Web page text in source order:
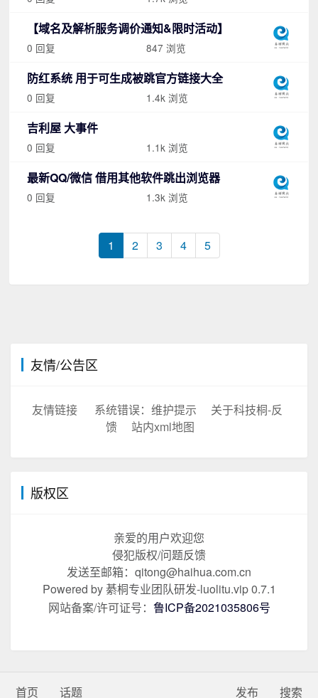
首页 话题 发布 搜索
【域名及解析服务调价通知&限时活动】
0 回复 847 浏览
防红系统 用于可生成被跳官方链接大全
0 回复 1.4k 浏览
吉利屋 大事件
0 回复 1.1k 浏览
最新QQ/微信 借用其他软件跳出浏览器
0 回复 1.3k 浏览
1 2 3 4 5
友情/公告区
友情链接 系统错误：维护提示
关于科技桐-反
馈
站内xml地图
版权区
亲爱的用户欢迎您
侵犯版权/问题反馈
发送至邮箱：qitong@haihua.com.cn
Powered by 綦桐专业团队研发-luolitu.vip 0.7.1
网站备案/许可证号： 鲁ICP备2021035806号